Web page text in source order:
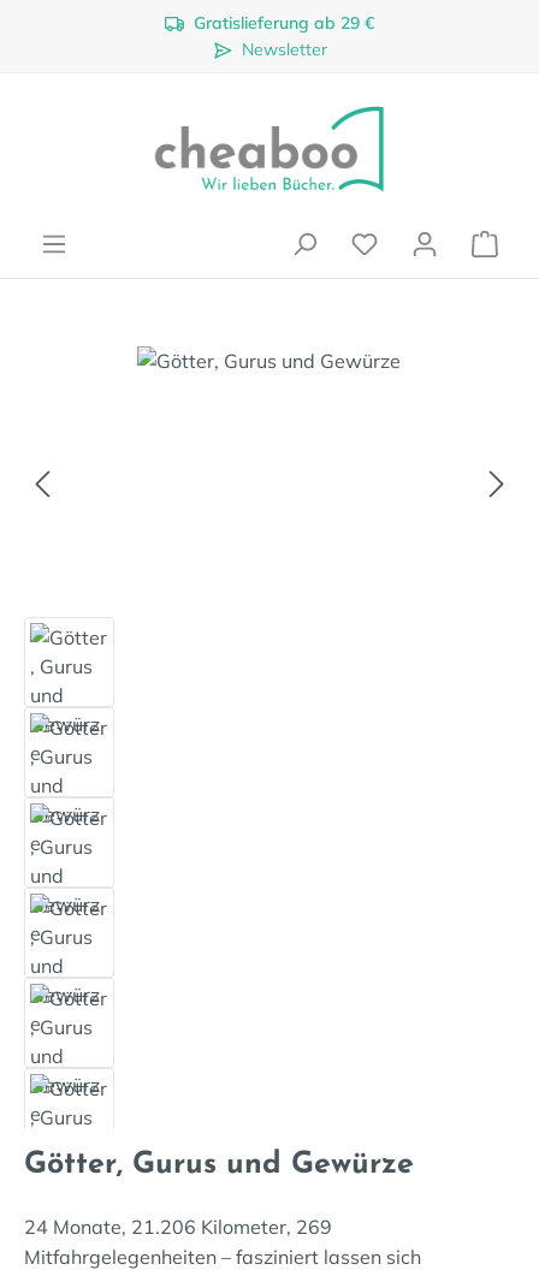
Zum Hauptinhalt springenGratislieferung ab 29 €
Newsletter
Bildergalerie überspringen
Götter, Gurus und Gewürze
24 Monate, 21.206 Kilometer, 269
Mitfahrgelegenheiten – fasziniert lassen sich